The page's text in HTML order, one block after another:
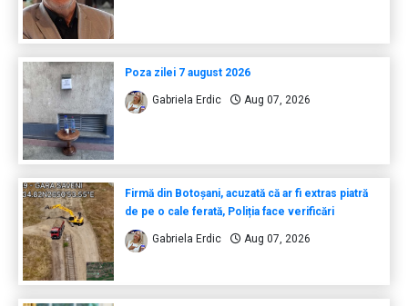
Poza zilei 7 august 2026
Gabriela Erdic Aug 07, 2026
Firmă din Botoșani, acuzată că ar fi extras piatră
de pe o cale ferată, Poliția face verificări
Gabriela Erdic Aug 07, 2026